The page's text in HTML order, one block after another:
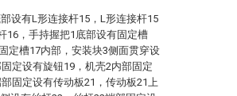
设有L形连接杆15，L形连接杆15
16，手持握把1底部设有固定槽
定槽17内部，安装块3侧面贯穿设
定设有旋钮19，机壳2内部固定
固定设有传动板21，传动板21上